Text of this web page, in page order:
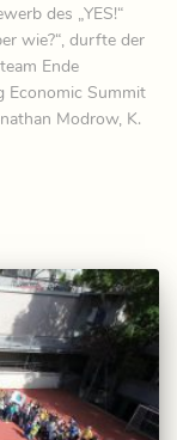
des „YES!“
wie?“, durfte der
Ende
Economic Summit
Modrow, K.